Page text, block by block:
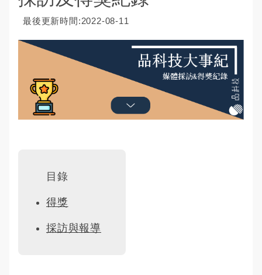
最後更新時間:2022-08-11
目錄
得獎
採訪與報導